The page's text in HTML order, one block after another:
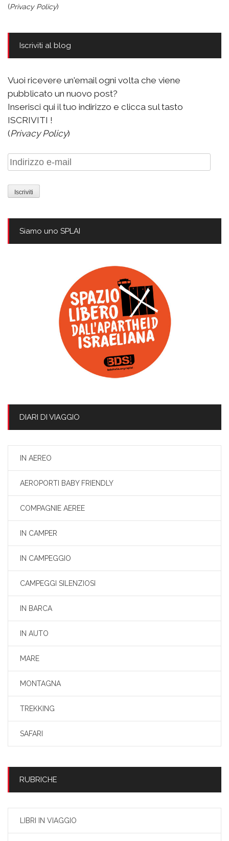
(Privacy Policy)
Iscriviti al blog
Vuoi ricevere un'email ogni volta che viene
pubblicato un nuovo post?
Inserisci qui il tuo indirizzo e clicca sul tasto
ISCRIVITI !
(Privacy Policy)
Indirizzo
e-
mail
Siamo uno SPLAI
DIARI DI VIAGGIO
IN AEREO
AEROPORTI BABY FRIENDLY
COMPAGNIE AEREE
IN CAMPER
IN CAMPEGGIO
CAMPEGGI SILENZIOSI
IN BARCA
IN AUTO
MARE
MONTAGNA
TREKKING
SAFARI
RUBRICHE
LIBRI IN VIAGGIO